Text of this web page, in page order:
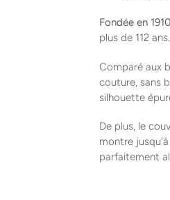
Fondée en
plus de 112 ans.
Comparé aux
couture, sans
silhouette
De plus, le
montre
parfaitement